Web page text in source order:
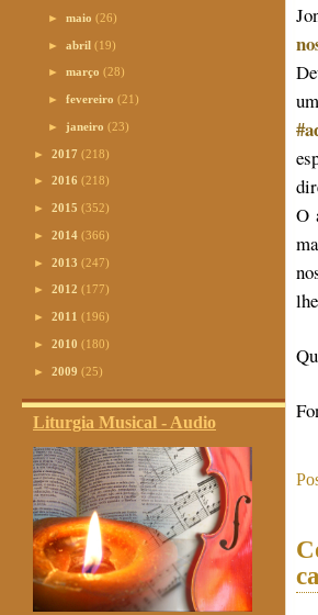
►maio(26)
►abril(19)
►março(28)
►fevereiro(21)
► janeiro(23)
► 2017 (218)
► 2016 (218)
► 2015 (352)
► 2014 (366)
► 2013 (247)
► 2012 (177)
► 2011 (196)
► 2010 (180)
► 2009 (25)
Liturgia Musical - Audio
O